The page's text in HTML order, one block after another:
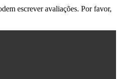
escrever avaliações. Por favor,